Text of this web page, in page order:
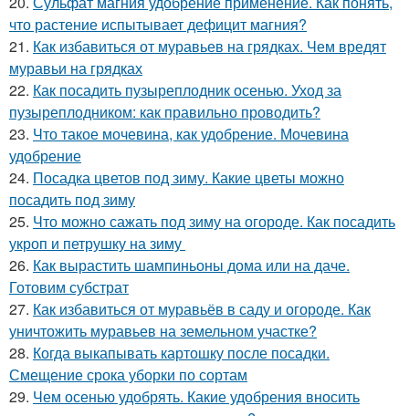
что растение испытывает дефицит магния?
21. Как избавиться от муравьев на грядках. Чем вредят
муравьи на грядках
22. Как посадить пузыреплодник осенью. Уход за
пузыреплодником: как правильно проводить?
23. Что такое мочевина, как удобрение. Мочевина
удобрение
24. Посадка цветов под зиму. Какие цветы можно
посадить под зиму
25. Что можно сажать под зиму на огороде. Как посадить
укроп и петрушку на зиму
26. Как вырастить шампиньоны дома или на даче.
Готовим субстрат
27. Как избавиться от муравьёв в саду и огороде. Как
уничтожить муравьев на земельном участке?
28. Когда выкапывать картошку после посадки.
Смещение срока уборки по сортам
29. Чем осенью удобрять. Какие удобрения вносить